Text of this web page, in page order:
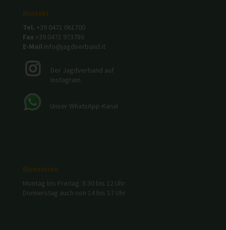
Kontakt
Tel. +39 0471 061700
Fax +39 0471 973786
E-Mail info@jagdverband.it
Der Jagdverband auf
Instagram
Unser WhatsApp-Kanal
Bürozeiten
Montag bis Freitag: 8:30 bis 12 Uhr
Donnerstag auch von 14 bis 17 Uhr